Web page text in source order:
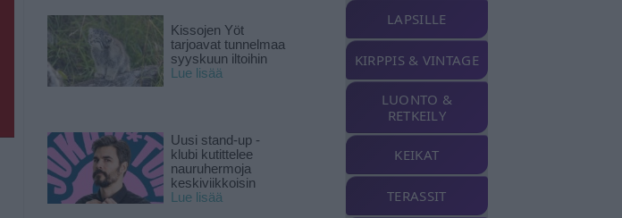
Kissojen Yöt
tarjoavat tunnelmaa
syyskuun iltoihin
Lue lisää
Uusi stand-up -
klubi kutittelee
nauruhermoja
keskiviikkoisin
Lue lisää
LAPSILLE
KIRPPIS & VINTAGE
LUONTO &
RETKEILY
KEIKAT
TERASSIT